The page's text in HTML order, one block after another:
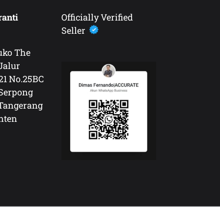
The
No.25BC
Officially Verified
Seller